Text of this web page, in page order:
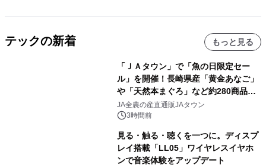
テックの新着 もっと見る
「ＪＡタウン」で「魚の日限定セー
ル」を開催！長崎県産「黄金あなご」
や「天然本まぐろ」など約280商品を
販売！～毎月１０日の定例企画～
JA全農の産直通販JAタウン
3時間前
見る・触る・聴くを一つに。ディスプ
レイ搭載「LL05」ワイヤレスイヤホ
ンで音楽体験をアップデート